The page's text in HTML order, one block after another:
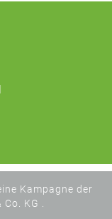
Kampagne der
KG .